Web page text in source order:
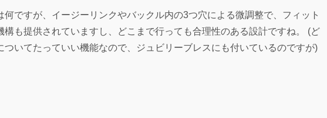
何ですが、イージーリンクやバックル内の3つ穴による微調整で、フィット
構も提供されていますし、どこまで行っても合理性のある設計ですね。 (ど
ついてたっていい機能なので、ジュビリーブレスにも付いているのですが)